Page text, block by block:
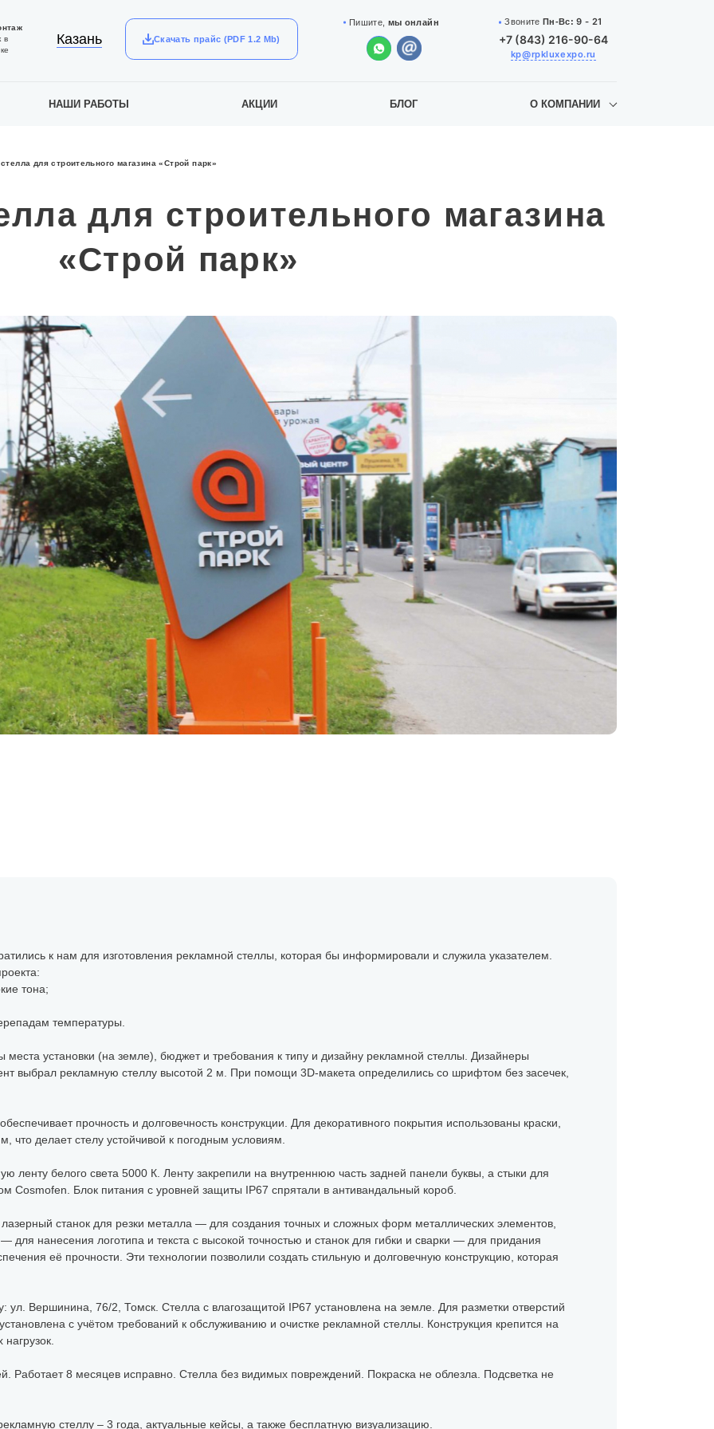
в
Казань Скачать прайс (PDF 1.2 Mb)
Пишите, мы онлайн Звоните Пн-Вс:9 - 21
+7 (843) 216-90-64
kp@rpkluxexpo.ru
НАШИ РАБОТЫ АКЦИИ БЛОГ О КОМПАНИИ
для строительного магазина «Строй парк»
для строительного магазина
«Строй парк»
к нам для изготовления рекламной стеллы, которая бы информировали и служила указателем.
тона;
температуры.
места установки (на земле), бюджет и требования к типу и дизайну рекламной стеллы. Дизайнеры
выбрал рекламную стеллу высотой 2 м. При помощи 3D-макета определились со шрифтом без засечек,
прочность и долговечность конструкции. Для декоративного покрытия использованы краски,
что делает стелу устойчивой к погодным условиям.
ленту белого света 5000 К. Ленту закрепили на внутреннюю часть задней панели буквы, а стыки для
Cosmofen. Блок питания с уровней защиты IP67 спрятали в антивандальный короб.
станок для резки металла — для создания точных и сложных форм металлических элементов,
для нанесения логотипа и текста с высокой точностью и станок для гибки и сварки — для придания
её прочности. Эти технологии позволили создать стильную и долговечную конструкцию, которая
ул. Вершинина, 76/2, Томск. Стелла с влагозащитой IP67 установлена на земле. Для разметки отверстий
с учётом требований к обслуживанию и очистке рекламной стеллы. Конструкция крепится на
Работает 8 месяцев исправно. Стелла без видимых повреждений. Покраска не облезла. Подсветка не
стеллу – 3 года, актуальные кейсы, а также бесплатную визуализацию.